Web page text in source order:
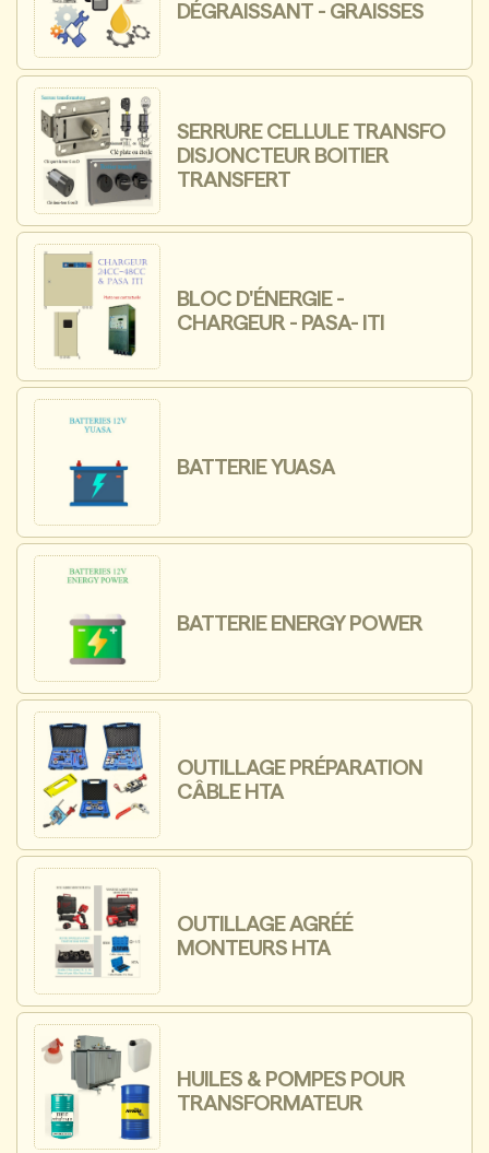
DÉGRAISSANT - GRAISSES
SERRURE CELLULE TRANSFO
DISJONCTEUR BOITIER
TRANSFERT
BLOC D'ÉNERGIE -
CHARGEUR - PASA- ITI
BATTERIE YUASA
BATTERIE ENERGY POWER
OUTILLAGE PRÉPARATION
CÂBLE HTA
OUTILLAGE AGRÉÉ
MONTEURS HTA
HUILES & POMPES POUR
TRANSFORMATEUR